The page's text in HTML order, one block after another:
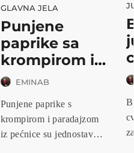
GLAVNA JELA
Punjene
paprike sa
krompirom i
pa...EMINAB
Punjene paprike s
krompirom i paradajzom
iz pećnice su jednostavno,